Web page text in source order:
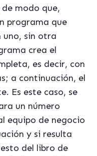
de modo que,
programa que
uno, sin otra
crea el
es decir, con
a continuación, el
Es este caso, se
un número
equipo de negocio
y si resulta
del libro de